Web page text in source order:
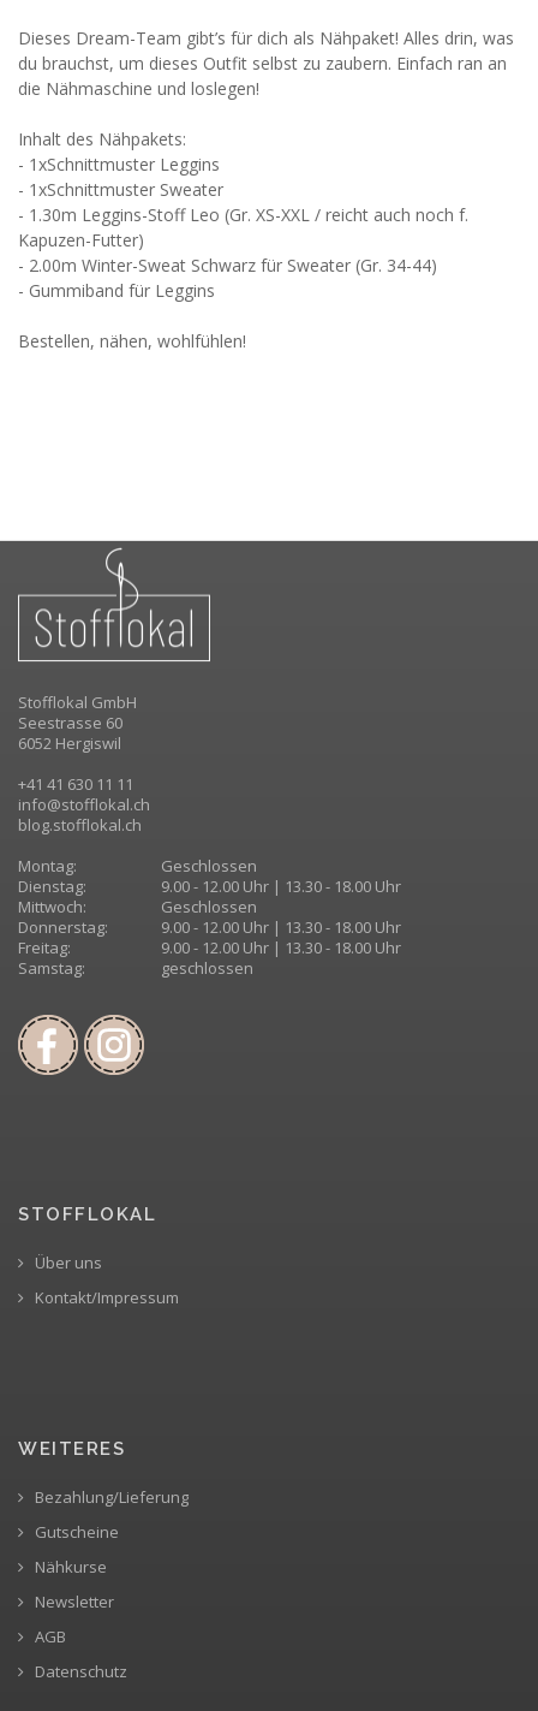
Dieses Dream-Team gibt’s für dich als Nähpaket! Alles drin, was
du brauchst, um dieses Outfit selbst zu zaubern. Einfach ran an
die Nähmaschine und loslegen!
Inhalt des Nähpakets:
- 1xSchnittmuster Leggins
- 1xSchnittmuster Sweater
- 1.30m Leggins-Stoff Leo (Gr. XS-XXL / reicht auch noch f.
Kapuzen-Futter)
- 2.00m Winter-Sweat Schwarz für Sweater (Gr. 34-44)
- Gummiband für Leggins
Bestellen, nähen, wohlfühlen!
Stofflokal GmbH
Seestrasse 60
6052 Hergiswil
+41 41 630 11 11
info@stofflokal.ch
blog.stofflokal.ch
Montag:
Geschlossen
Dienstag:
9.00 - 12.00 Uhr | 13.30 - 18.00 Uhr
Mittwoch:
Geschlossen
Donnerstag:
9.00 - 12.00 Uhr | 13.30 - 18.00 Uhr
Freitag:
9.00 - 12.00 Uhr | 13.30 - 18.00 Uhr
Samstag:
geschlossen
STOFFLOKAL
Über uns
Kontakt/Impressum
WEITERES
Bezahlung/Lieferung
Gutscheine
Nähkurse
Newsletter
AGB
Datenschutz